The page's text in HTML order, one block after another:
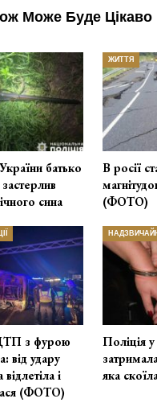
Може Буде Цікаво
батько
сина
ЖИТТЯ
В росії
(ФОТО)
з фурою
від удару
і
(ФОТО)
Поліція
яка